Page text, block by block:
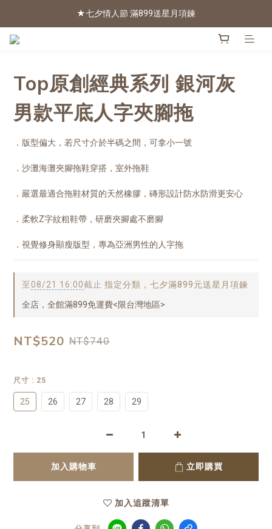
2026新色上市 | 快看
★七夕情人節 滿899送星月項鍊
Top原創經典系列 銀河灰
男款平底人字夾腳拖
．版型偏大，若尺寸介於半碼之間，可拿小一號
．沙灘海灘夾腳拖鞋穿搭，室外拖鞋
．嚴選最適合拖鞋材質的天然橡膠，磚形設計防水防滑更安心
．柔軟Z字紋粗鞋帶，研磨夾腳處不磨腳
．視覺修身顯瘦版型，專為亞洲男性的人字拖
至08/21 16:00截止 指定分類，七夕滿899元送星月項鍊
全店，全館滿899免運費<限台灣地區>
NT$520 NT$740
尺寸 : 25
25 26 27 28 29
加入購物車 立即購買
加入追蹤清單